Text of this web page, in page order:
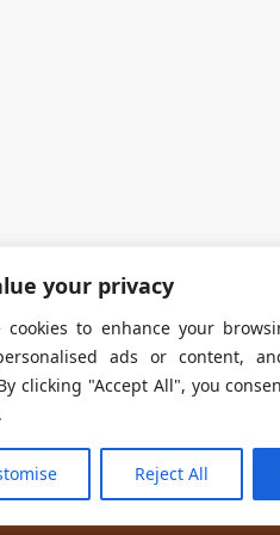
your privacy
cookies to enhance your
ads or content,
clicking "Accept All", you
Reject All
на все размещённые
без